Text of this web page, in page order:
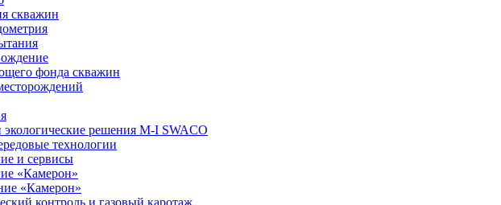
скважин
фонда скважин
решения M-I SWACO
технологии
и сервисы
«Камерон»
«Камерон»
контроль и газовый каротаж